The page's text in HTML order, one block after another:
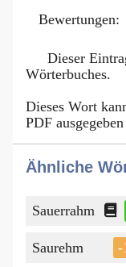
Bewertungen:
Dieser
Wörterbuches.
Dieses Wort
PDF
Ähnliche
Sauerrahm
Saurehm -